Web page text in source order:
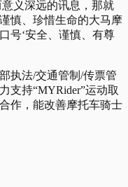
义深远的讯息，那就
慎、珍惜生命的大马摩
号‘安全、谨慎、有尊
执法/交通管制/传票管
支持“MYRider”运动取
作，能改善摩托车骑士